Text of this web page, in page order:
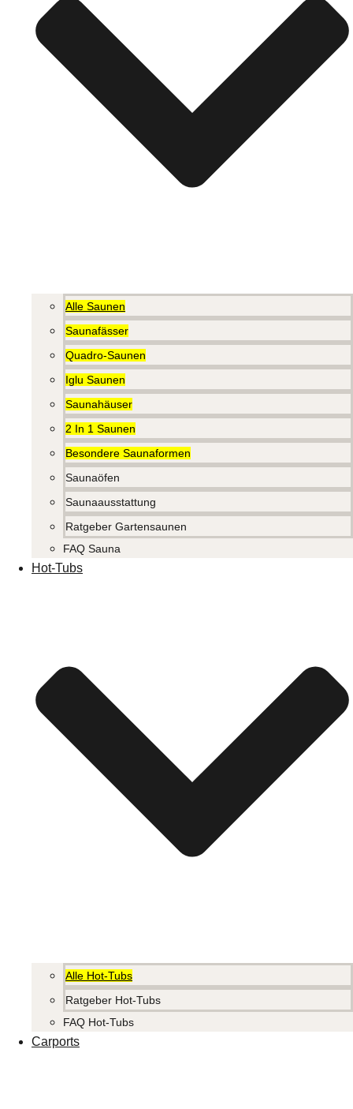
Alle Saunen
Saunafässer
Quadro-Saunen
Iglu Saunen
Saunahäuser
2 In 1 Saunen
Besondere Saunaformen
Saunaöfen
Saunaausstattung
Ratgeber Gartensaunen
FAQ Sauna
Hot-Tubs
Alle Hot-Tubs
Ratgeber Hot-Tubs
FAQ Hot-Tubs
Carports